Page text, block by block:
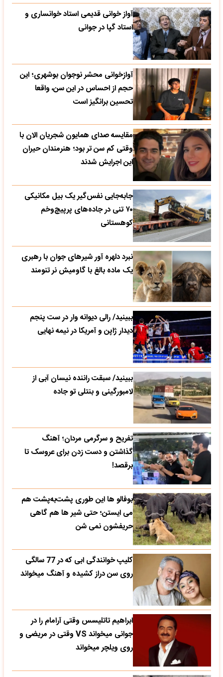
آواز خوانی قدیمی استاد خوانساری و
استاد گپا در جوانی
آوازخوانی محشر نوجوان بوشهری؛ این
حجم از احساس در این سن، واقعا
تحسین‌ برانگیز است
مقایسه صدای همایون شجریان الان با
وقتی کم سن تر بود؛ هنرمندان حیران
این اجرایش شدند
جابه‌جایی نفس‌گیر یک بیل مکانیکی
۷۰ تنی در جاده‌های پرپیچ‌وخم
کوهستانی
نبرد دلهره آور شیرهای جوان با رهبری
یک ماده بالغ با گاومیش نر تنومند
ببینید/ رالی دیوانه وار در ست پنجم
دیدار ژاپن و آمریکا در نیمه نهایی
ببینید/ سبقت راننده نیسان آبی از
لامبورگینی و بنتلی تو جاده
تفریح و سرگرمی مردان؛ آهنگ
گذاشتن و دست زدن برای عروسک تا
برقصد!
بوفالو ها این‌ طوری پشت‌به‌پشت هم
می‌ ایستن؛ حتی شیر ها هم گاهی
حریفشون نمی‌ شن
کلیپ خوانندگی ابی که در 77 سالگی
روی سن دراز کشیده و آهنگ میخواند
ابراهیم تاتلیسس وقتی آرامام را در
جوانی میخواند VS وقتی در مریضی و
روی ویلچر میخواند